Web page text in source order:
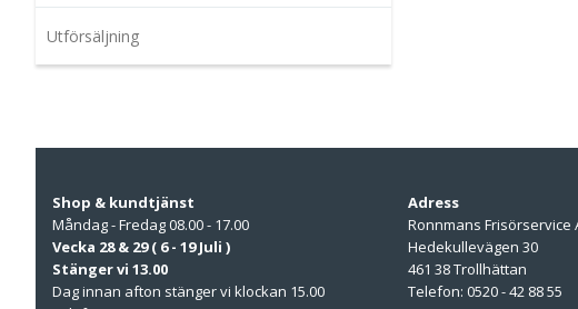
Utförsäljning
Shop & kundtjänst
Måndag - Fredag 08.00 - 17.00
Vecka 28 & 29 ( 6 - 19 Juli )
Stänger vi 13.00
Dag innan afton stänger vi klockan 15.00
Adress
Ronnmans Frisörservice
Hedekullevägen 30
461 38 Trollhättan
Telefon: 0520 - 42 88 55